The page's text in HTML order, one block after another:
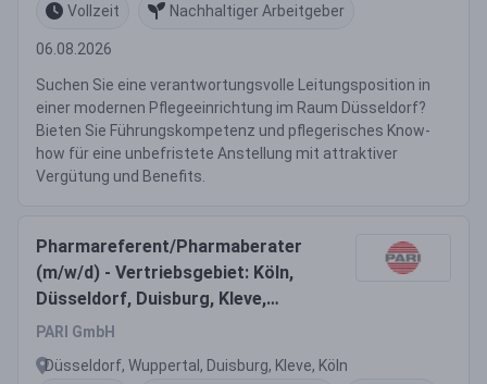
Vollzeit
Nachhaltiger Arbeitgeber
06.08.2026
Suchen Sie eine verantwortungsvolle Leitungsposition in
einer modernen Pflegeeinrichtung im Raum Düsseldorf?
Bieten Sie Führungskompetenz und pflegerisches Know-
how für eine unbefristete Anstellung mit attraktiver
Vergütung und Benefits.
Pharmareferent/Pharmaberater
(m/w/d) - Vertriebsgebiet: Köln,
Düsseldorf, Duisburg, Kleve,
Wuppertal, Heinsberg
PARI GmbH
Düsseldorf, Wuppertal, Duisburg, Kleve, Köln